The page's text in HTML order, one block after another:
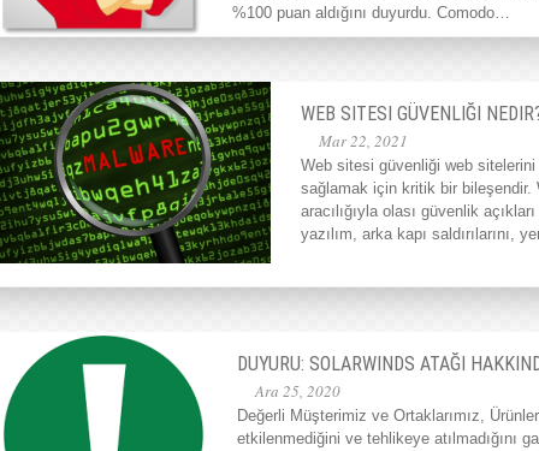
%100 puan aldığını duyurdu. Comodo…
WEB SITESI GÜVENLIĞI
Mar 22, 2021
Web sitesi güvenliği web
sağlamak için kritik bir bileşendir.
aracılığıyla olası güvenlik
yazılım, arka kapı saldırılarını,
DUYURU: SOLARWINDS ATAĞI
Ara 25, 2020
Değerli Müşterimiz ve Ortaklarımız,
etkilenmediğini ve tehlikeye atılmadığını